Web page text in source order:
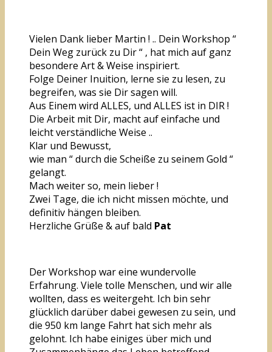
Vielen Dank lieber Martin ! .. Dein Workshop “
Dein Weg zurück zu Dir “ , hat mich auf ganz
besondere Art & Weise inspiriert.
Folge Deiner Inuition, lerne sie zu lesen, zu
begreifen, was sie Dir sagen will.
Aus Einem wird ALLES, und ALLES ist in DIR !
Die Arbeit mit Dir, macht auf einfache und
leicht verständliche Weise ..
Klar und Bewusst,
wie man “ durch die Scheiße zu seinem Gold “
gelangt.
Mach weiter so, mein lieber !
Zwei Tage, die ich nicht missen möchte, und
definitiv hängen bleiben.
Herzliche Grüße & auf bald Pat
Der Workshop war eine wundervolle
Erfahrung. Viele tolle Menschen, und wir alle
wollten, dass es weitergeht. Ich bin sehr
glücklich darüber dabei gewesen zu sein, und
die 950 km lange Fahrt hat sich mehr als
gelohnt. Ich habe einiges über mich und